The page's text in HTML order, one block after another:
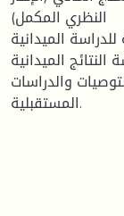
النظري المكمل)
الميدانية
الميدانية
والدراسات
المستقبلية.